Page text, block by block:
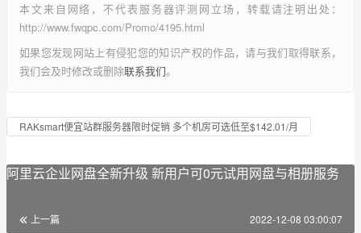
本文来自网络，不代表服务器评测网立场，转载请注明出处：
http://www.fwqpc.com/Promo/4195.html
如果您发现网站上有侵犯您的知识产权的作品，请与我们取得联系，
我们会及时修改或删除联系我们。
RAKsmart便宜站群服务器限时促销 多个机房可选低至$142.01/月
阿里云企业网盘全新升级 新用户可0元试用网盘与相册服务
上一篇 2022-12-08 03:00:07